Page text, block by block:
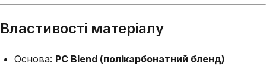
Властивості матеріалу
Основа: PC Blend (полікарбонатний бленд)